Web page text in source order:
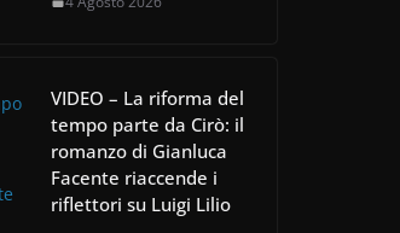
VIDEO – La riforma del
tempo parte da Cirò: il
romanzo di Gianluca
Facente riaccende i
riflettori su Luigi Lilio